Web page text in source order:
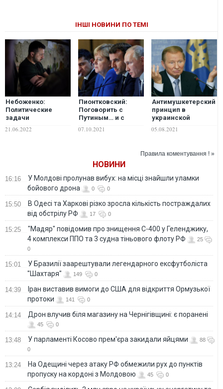
ІНШІ НОВИНИ ПО ТЕМІ
Небоженко:
Политические
задачи
Украины
21.06.2022
Пионтковский:
Поговорить с
Путиным… и с
07.10.2021
Антимушкетерский
принцип в
украинской
05.08.2021
Правила коментування ! »
НОВИНИ
16:16
У Молдові пролунав вибух: на місці знайшли уламки
бойового дрона
0 0
15:50
В Одесі та Харкові різко зросла кількість постраждалих
від обстрілу РФ
17 0
15:25
"Мадяр" повідомив про знищення С-400 у Геленджику,
4 комплекси ППО та 3 судна тіньового флоту РФ
25
0
15:01
У Бразилії заарештували легендарного ексфутболіста
"Шахтаря"
149 0
14:39
Іран виставив вимоги до США для відкриття Ормузької
протоки
141 0
14:14 Дрон влучив біля магазину на Чернігівщині: є поранені
45 0
13:48 У парламенті Косово прем'єра закидали яйцями
88
0
13:24
На Одещині через атаку РФ обмежили рух до пунктів
пропуску на кордоні з Молдовою
45 0